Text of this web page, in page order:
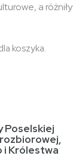
a różniły
koszyka.
Poselskiej
i Królestwa